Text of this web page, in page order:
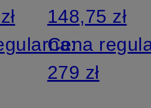
148,75 zł
Cena
279 zł